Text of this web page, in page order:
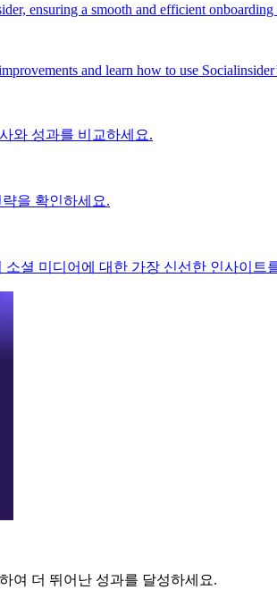
ensuring a smooth and efficient onboarding
and learn how to use
와 성과를 비교하세요.
을 확인하세요.
소셜 미디어에 대한 가장 신선한 인사이트
여 더 뛰어난 성과를 달성하세요.